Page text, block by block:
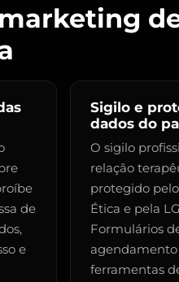
de
e
Sigilo e
dados do
O sigilo
relação
protegido
Ética e pela
Formulários
ferramentas